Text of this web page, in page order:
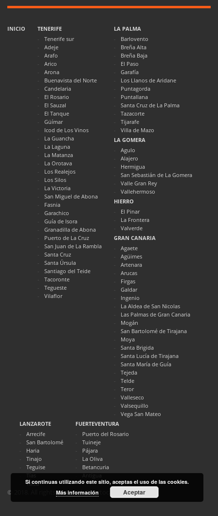
INICIO
TENERIFE
Tenerife sur
Adeje
Arafo
Arico
Arona
Buenavista del Norte
Candelaria
El Rosario
El Sauzal
El Tanque
Güímar
Icod de Los Vinos
La Guancha
La Laguna
La Matanza
La Orotava
Los Realejos
Los Silos
La Victoria
San Miguel de Abona
Fasnia
Garachico
Guía de Isora
Granadilla de Abona
Puerto de La Cruz
San Juan de La Rambla
Santa Cruz
Santa Úrsula
Santiago del Teide
Tacoronte
Tegueste
Vilaflor
LA PALMA
Barlovento
Breña Alta
Breña Baja
El Paso
Garafía
Los Llanos de Aridane
Puntagorda
Puntallana
Santa Cruz de La Palma
Tazacorte
Tijarafe
Villa de Mazo
LA GOMERA
Agulo
Alajero
Hermigua
San Sebastián de La Gomera
Valle Gran Rey
Vallehermoso
HIERRO
El Pinar
La Frontera
Valverde
GRAN CANARIA
Agaete
Agüimes
Artenara
Arucas
Firgas
Galdar
Ingenio
La Aldea de San Nicolas
Las Palmas de Gran Canaria
Mogán
San Bartolomé de Tirajana
Moya
Santa Brigida
Santa Lucía de Tirajana
Santa María de Guía
Tejeda
Telde
Teror
Valleseco
Valsequillo
Vega San Mateo
LANZAROTE
Arrecife
San Bartolomé
Haria
Tinajo
Teguise
Tías
Yaiza
FUERTEVENTURA
Puerto del Rosario
Tuineje
Pájara
La Oliva
Betancuria
Antigua
© 2018. All rights reserved. Directocanarias.com
Si continuas utilizando este sitio, aceptas el uso de las cookies.
Más información
Aceptar